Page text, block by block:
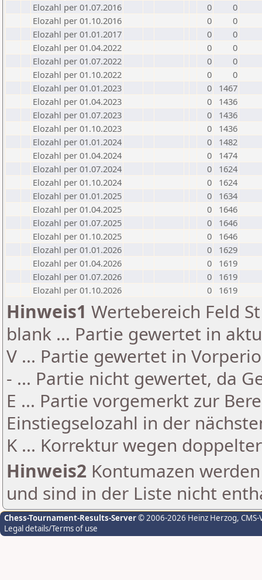
Elozahl per 01.07.2016
0
0
Elozahl per 01.10.2016
0
0
Elozahl per 01.01.2017
0
0
Elozahl per 01.04.2022
0
0
Elozahl per 01.07.2022
0
0
Elozahl per 01.10.2022
0
0
Elozahl per 01.01.2023
0
1467
Elozahl per 01.04.2023
0
1436
Elozahl per 01.07.2023
0
1436
Elozahl per 01.10.2023
0
1436
Elozahl per 01.01.2024
0
1482
Elozahl per 01.04.2024
0
1474
Elozahl per 01.07.2024
0
1624
Elozahl per 01.10.2024
0
1624
Elozahl per 01.01.2025
0
1634
Elozahl per 01.04.2025
0
1646
Elozahl per 01.07.2025
0
1646
Elozahl per 01.10.2025
0
1646
Elozahl per 01.01.2026
0
1629
Elozahl per 01.04.2026
0
1619
Elozahl per 01.07.2026
0
1619
Elozahl per 01.10.2026
0 1619
Hinweis1 Wertebereich Feld
blank ... Partie gewertet in
V ... Partie gewertet in
- ... Partie nicht gewertet, da
E ... Partie vorgemerkt zur
Einstiegselozahl in der
K ... Korrektur wegen
Hinweis2 Kontumazen
und sind in der Liste nicht
Chess-Tournament-Results-Server© 2006-2026 Heinz Herzog,
Legal details/Terms of use